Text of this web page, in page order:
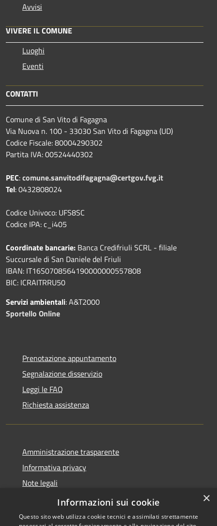
Avvisi
VIVERE IL COMUNE
Luoghi
Eventi
CONTATTI
Comune di San Vito di Fagagna
Via Nuova n. 100 - 33030 San Vito di Fagagna (UD)
Codice Fiscale: 80004290302
Partita IVA: 00524440302
PEC:comune.sanvitodifagagna@certgov.fvg.it
Tel: 0432808024
Codice Univoco: UFS8SC
Codice IPA: c_i405
Coordinate bancarie: Banca Credifriuli SCRL - filiale
Succursale di San Daniele del Friuli
IBAN: IT16S0708564190000000557808
BIC: ICRAITRRU50
Servizi ambientali: A&T2000
Sportello Online
Prenotazione appuntamento
Segnalazione disservizio
Leggi le FAQ
Richiesta assistenza
Amministrazione trasparente
Informativa privacy
Note legali
Dichiarazione di accessibilità
×
Informazioni sui cookie
Questo sito web utilizza cookie tecnici e assimilati strettamente